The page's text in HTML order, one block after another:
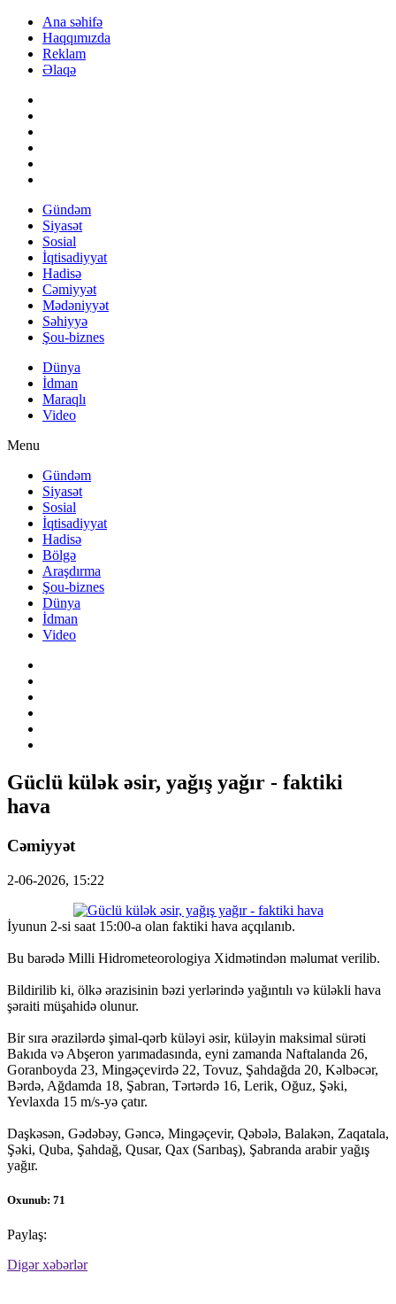
Ana səhifə
Haqqımızda
Reklam
Əlaqə
Gündəm
Siyasət
Sosial
İqtisadiyyat
Hadisə
Cəmiyyət
Mədəniyyət
Səhiyyə
Şou-biznes
Dünya
İdman
Maraqlı
Video
Menu
Gündəm
Siyasət
Sosial
İqtisadiyyat
Hadisə
Bölgə
Araşdırma
Şou-biznes
Dünya
İdman
Video
Güclü külək əsir, yağış yağır - faktiki
hava
Cəmiyyət
2-06-2026, 15:22
İyunun 2-si saat 15:00-a olan faktiki hava açqılanıb.
Bu barədə Milli Hidrometeorologiya Xidmətindən məlumat verilib.
Bildirilib ki, ölkə ərazisinin bəzi yerlərində yağıntılı və küləkli hava
şəraiti müşahidə olunur.
Bir sıra ərazilərdə şimal-qərb küləyi əsir, küləyin maksimal sürəti
Bakıda və Abşeron yarımadasında, eyni zamanda Naftalanda 26,
Goranboyda 23, Mingəçevirdə 22, Tovuz, Şahdağda 20, Kəlbəcər,
Bərdə, Ağdamda 18, Şabran, Tərtərdə 16, Lerik, Oğuz, Şəki,
Yevlaxda 15 m/s-yə çatır.
Daşkəsən, Gədəbəy, Gəncə, Mingəçevir, Qəbələ, Balakən, Zaqatala,
Şəki, Quba, Şahdağ, Qusar, Qax (Sarıbaş), Şabranda arabir yağış
yağır.
Oxunub: 71
Paylaş:
Digər xəbərlər